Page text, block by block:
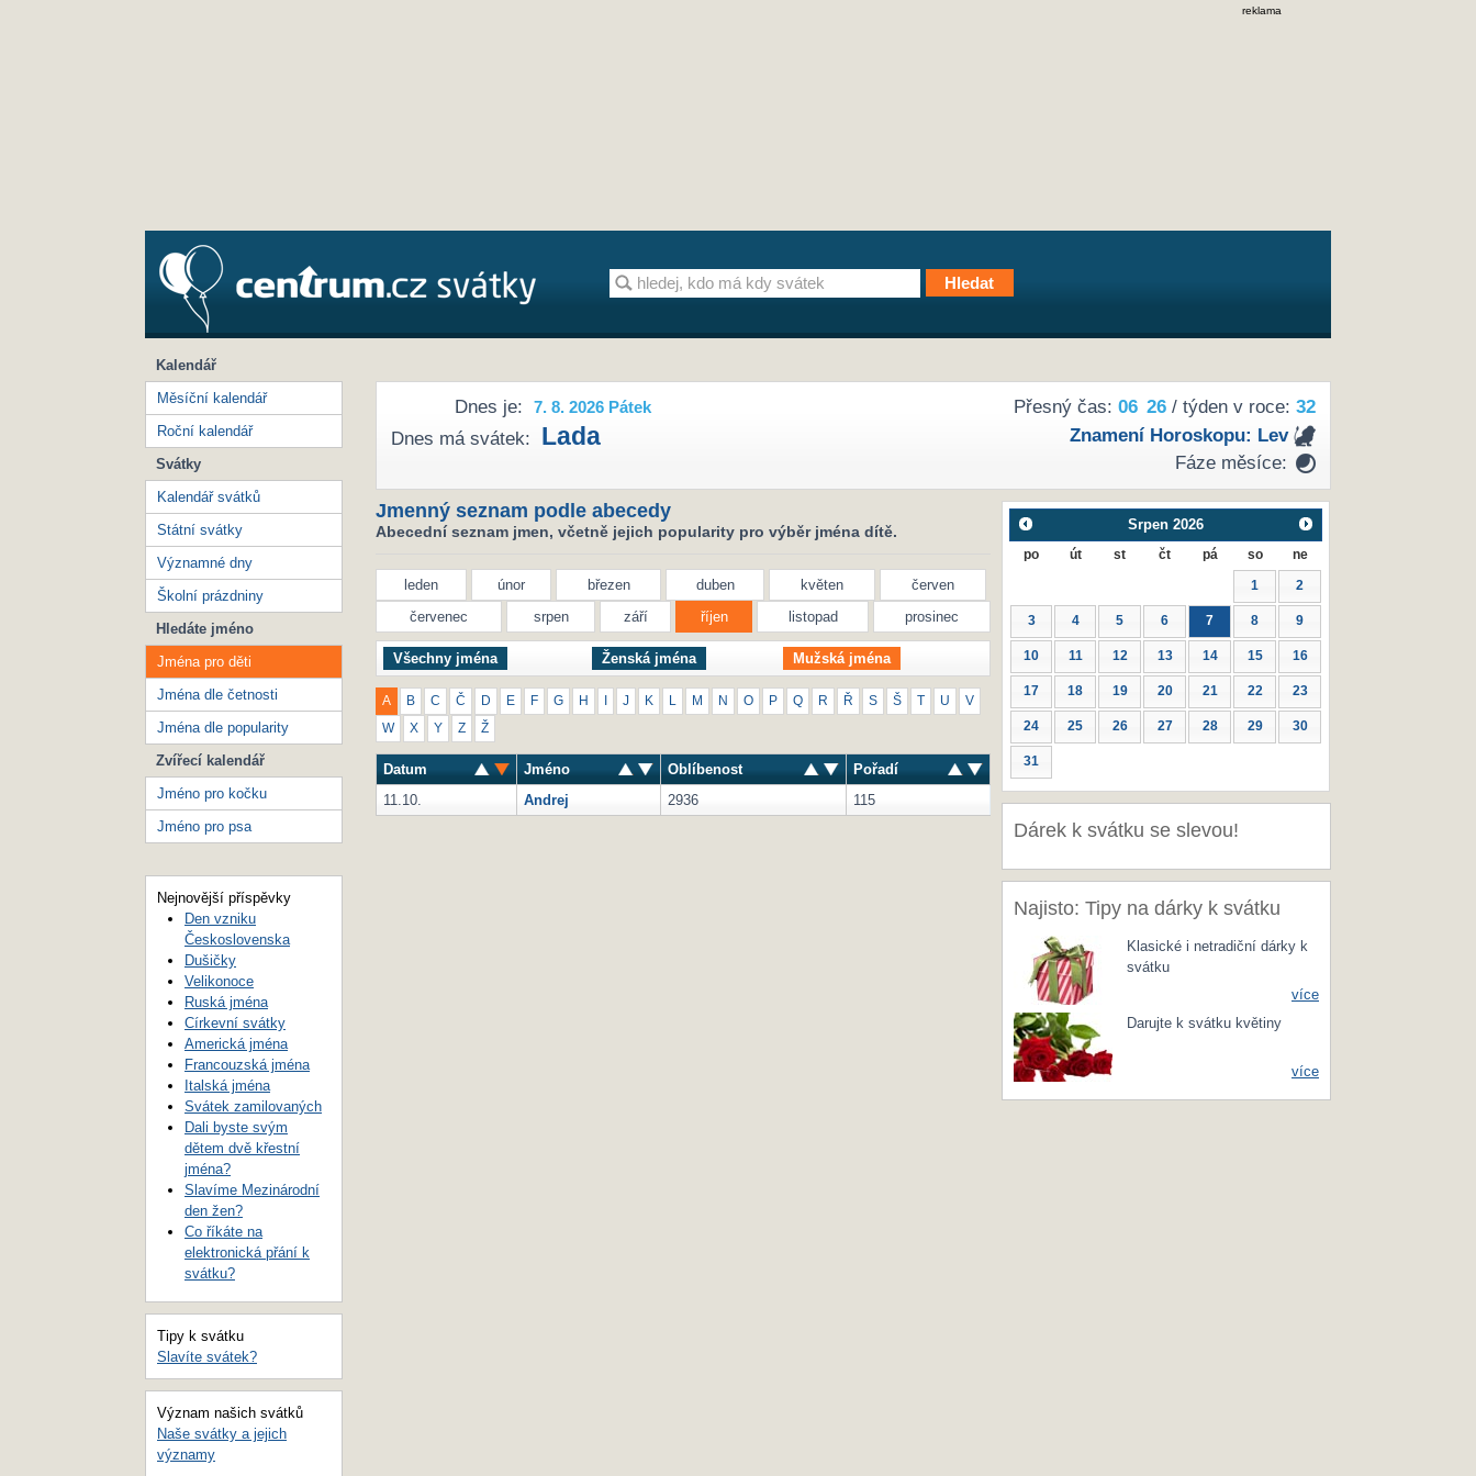
reklama
Přesný čas: 06 26/ týden v roce: 32
Znamení Horoskopu: Lev
Fáze měsíce:
Dnes je: 7. 8. 2026 Pátek
Dnes má svátek: Lada
Jmenný seznam podle abecedy
Abecední seznam jmen, včetně jejich popularity pro výběr jména dítě.
leden únor březen duben květen
červen
červenec
srpen září říjen listopad prosinec
Všechny jména Ženská jména Mužská jména
A B C Č D E F G H J K M N O P Q R Ř S Š U V
W X Y Z Ž
Datum Jméno Oblíbenost
Pořadí
11.10.
Andrej 2936 115
Srpen 2026
po út st čt pá so ne
1 2
3 4 5 6 7 8 9
10 11 12 13 14 15 16
17 18 19 20 21 22 23
24 25 26 27 28 29 30
31
Dárek k svátku se slevou!
Najisto: Tipy na dárky k svátku
Klasické i netradiční dárky k
svátku
více
Darujte k svátku květiny
více
Kalendář
Měsíční kalendář
Roční kalendář
Svátky
Kalendář svátků
Státní svátky
Významné dny
Školní prázdniny
Hledáte jméno
Jména pro děti
Jména dle četnosti
Jména dle popularity
Zvířecí kalendář
Jméno pro kočku
Jméno pro psa
Nejnovější příspěvky
Den vzniku
Československa
Dušičky
Velikonoce
Ruská jména
Církevní svátky
Americká jména
Francouzská jména
Italská jména
Svátek zamilovaných
Dali byste svým
dětem dvě křestní
jména?
Slavíme Mezinárodní
den žen?
Co říkáte na
elektronická přání k
svátku?
Tipy k svátku
Slavíte svátek?
Význam našich svátků
Naše svátky a jejich
významy